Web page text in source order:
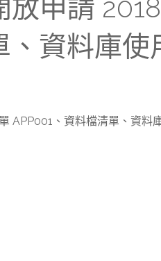
放申請
資料庫使
APP001、資料檔清單、資料